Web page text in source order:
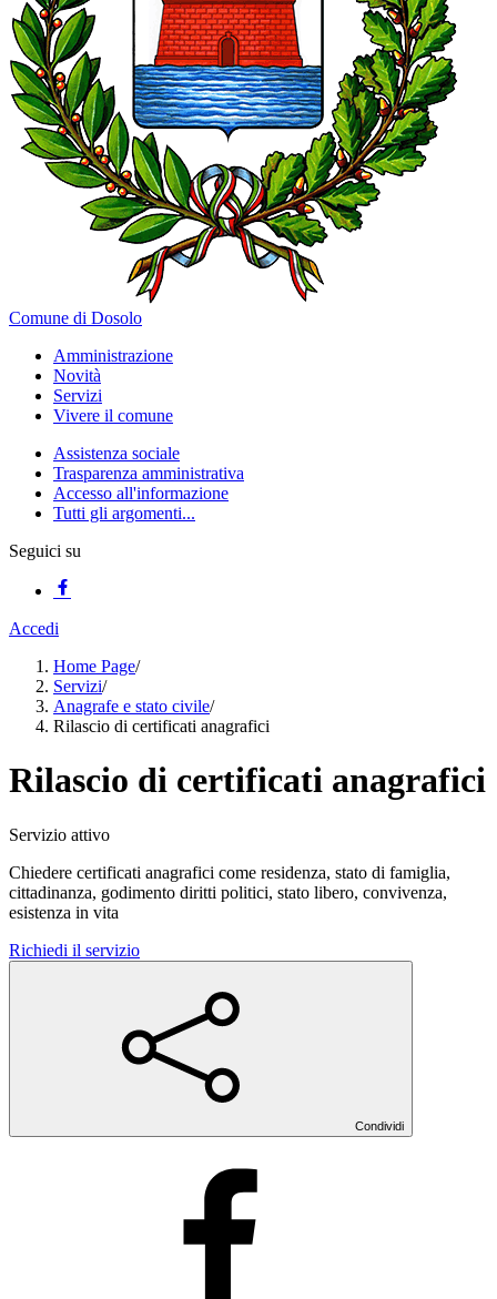
Comune di Dosolo
Amministrazione
Novità
Servizi
Vivere il comune
Assistenza sociale
Trasparenza amministrativa
Accesso all'informazione
Tutti gli argomenti...
Seguici su
Accedi
Home Page/
Servizi/
Anagrafe e stato civile/
Rilascio di certificati anagrafici
Rilascio di certificati anagrafici
Servizio attivo
Chiedere certificati anagrafici come residenza, stato di famiglia,
cittadinanza, godimento diritti politici, stato libero, convivenza,
esistenza in vita
Richiedi il servizio
Condividi